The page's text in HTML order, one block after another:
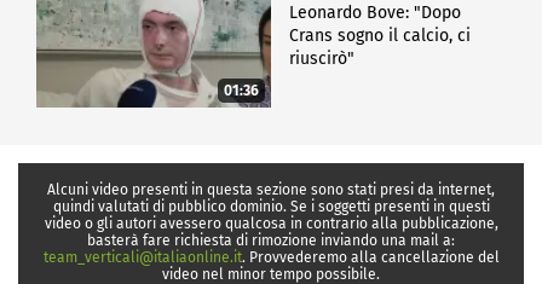
01:36
Leonardo Bove: "Dopo
Crans sogno il calcio, ci
riuscirò"
Alcuni video presenti in questa sezione sono stati presi da internet,
quindi valutati di pubblico dominio. Se i soggetti presenti in questi
video o gli autori avessero qualcosa in contrario alla pubblicazione,
basterà fare richiesta di rimozione inviando una mail a:
team_verticali@italiaonline.it. Provvederemo alla cancellazione del
video nel minor tempo possibile.